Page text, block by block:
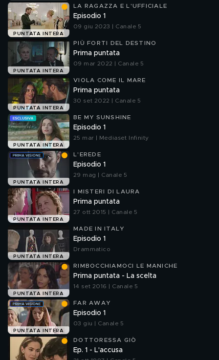
PUNTATA INTERA
LA RAGAZZA E L'UFFICIALE
Episodio 1
09 giu 2023 | Canale 5
PUNTATA INTERA
PIÙ FORTI DEL DESTINO
Prima puntata
09 mar 2022 | Canale 5
PUNTATA INTERA
VIOLA COME IL MARE
Prima puntata
30 set 2022 | Canale 5
PUNTATA INTERA
BE MY SUNSHINE
Episodio 1
25 mar | Mediaset Infinity
PUNTATA INTERA
L'EREDE
Episodio 1
29 mag | Canale 5
PUNTATA INTERA
I MISTERI DI LAURA
Prima puntata
27 ott 2015 | Canale 5
PUNTATA INTERA
MADE IN ITALY
Episodio 1
Drammatico
PUNTATA INTERA
RIMBOCCHIAMOCI LE MANICHE
Prima puntata - La scelta
14 set 2016 | Canale 5
PUNTATA INTERA
FAR AWAY
Episodio 1
03 giu | Canale 5
DOTTORESSA GIÒ
Ep. 1 - L'accusa